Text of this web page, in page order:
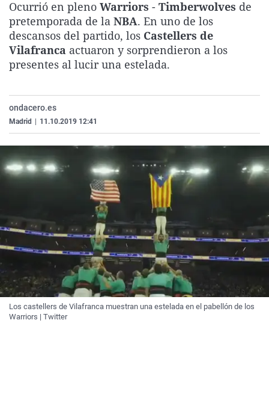
La rosa de los vientos
Gente viajera
Como el perro y el
Caso
Retornados
Equipo de
Extremadura
Galicia
La Rioja
País Vasco
Virales
Televisión
Elecciones
Ocurrió en pleno Warriors - Timberwolves de
pretemporada de la NBA. En uno de los
descansos del partido, los Castellers de
Vilafranca actuaron y sorprendieron a los
presentes al lucir una estelada.
ondacero.es
Madrid 11.10.2019 12:41
Los castellers de Vilafranca muestran una estelada en el pabellón de los
Warriors | Twitter